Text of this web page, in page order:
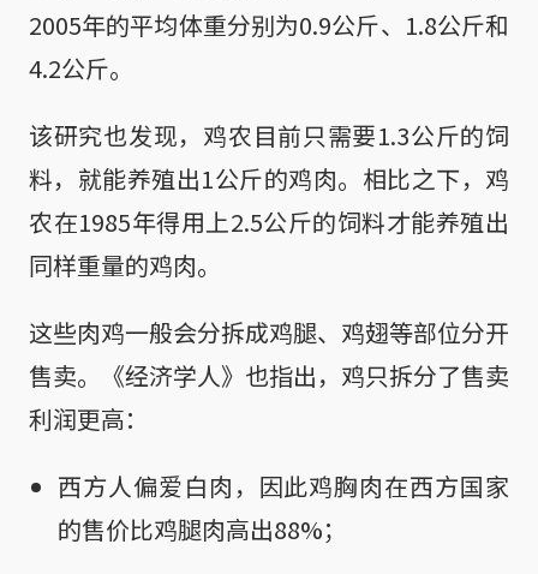
2005年的平均体重分别为0.9公斤、1.8公斤和
4.2公斤。
该研究也发现，鸡农目前只需要1.3公斤的饲
料，就能养殖出1公斤的鸡肉。相比之下，鸡
农在1985年得用上2.5公斤的饲料才能养殖出
同样重量的鸡肉。
这些肉鸡一般会分拆成鸡腿、鸡翅等部位分开
售卖。《经济学人》也指出，鸡只拆分了售卖
利润更高：
西方人偏爱白肉，因此鸡胸肉在西方国家
的售价比鸡腿肉高出88%；